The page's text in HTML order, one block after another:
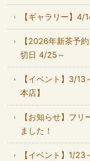
【ギャラリー】
【2026年新茶予
切日 4/25～
【イベント】3/
本店】
【お知らせ】フ
ました！
【イベント】1/